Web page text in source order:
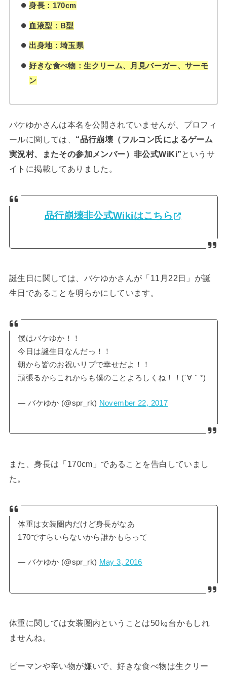
身長：170cm
血液型：B型
出身地：埼玉県
好きな食べ物：生クリーム、月見バーガー、サーモ
ン
バケゆかさんは本名を公開されていませんが、プロフィ
ールに関しては、 “品行崩壊（フルコン氏によるゲーム
実況村、またその参加メンバー）非公式WiKi”というサ
イトに掲載してありました。
品行崩壊非公式Wikiはこちら
誕生日に関しては、バケゆかさんが「11月22日」が誕
生日であることを明らかにしています。
僕はバケゆか！！
今日は誕生日なんだっ！！
朝から皆のお祝いリプで幸せだよ！！
頑張るからこれからも僕のことよろしくね！！(´∀｀*)
— バケゆか (@spr_rk) November 22, 2017
また、身長は「170cm」であることを告白していまし
た。
体重は女装圏内だけど身長がなあ
170ですらいらないから誰かもらって
— バケゆか (@spr_rk) May 3, 2016
体重に関しては女装圏内ということは50㎏台かもしれ
ませんね。
ピーマンや辛い物が嫌いで、好きな食べ物は生クリー